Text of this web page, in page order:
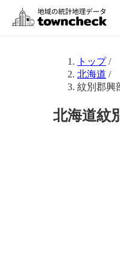
トップ/
北海道 /
紋別郡興
北海道紋